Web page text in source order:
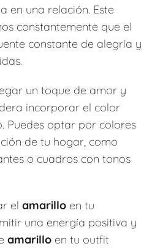
en una relación. Este
constantemente que el
constante de alegría y
un toque de amor y
incorporar el color
Puedes optar por colores
de tu hogar, como
o cuadros con tonos
el amarillo en tu
una energía positiva y
amarillo en tu outfit